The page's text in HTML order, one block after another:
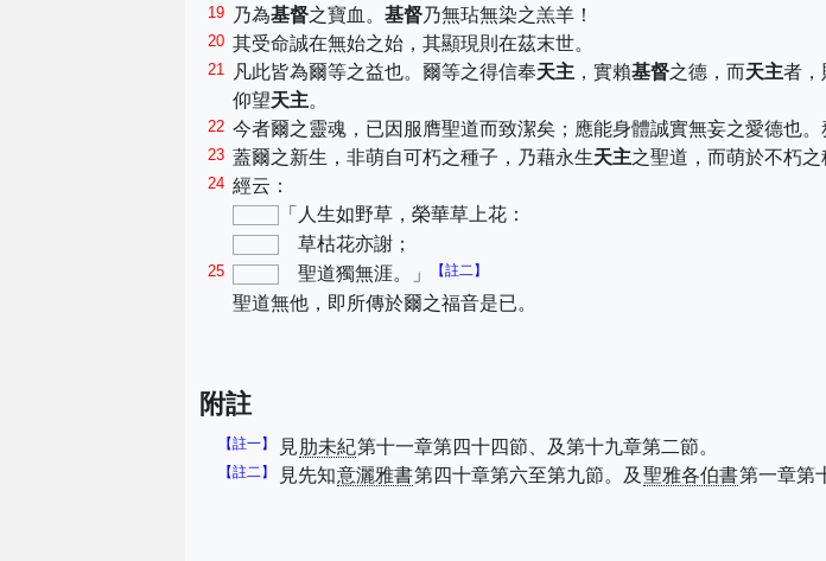
19 乃為基督之寶血。基督乃無玷無染之羔羊！
20 其受命誠在無始之始，其顯現則在茲末世。
21 凡此皆為爾等之益也。爾等之得信奉天主 ，實賴基督之德，而天主者，
仰望天主。
22 今者爾之靈魂，已因服膺聖道而致潔矣；應能身體誠實無妄之愛德也。
23 蓋爾之新生，非萌自可朽之種子，乃藉永生天主之聖道，而萌於不朽之
24 經云：
「人生如野草，榮華草上花：
草枯花亦謝；
25 聖道獨無涯。」 【註二】
聖道無他，即所傳於爾之福音是已。
附註
【註一】 見 肋未紀第十一章第四十四節、及第十九章第二節。
【註二】 見先知意灑雅書第四十章第六至第九節。及 聖雅各伯書第一章第